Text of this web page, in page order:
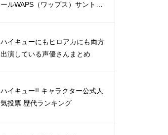
ールWAPS（ワップス）サントピ
ハイキューにもヒロアカにも両方
出演している声優さんまとめ
ハイキュー!! キャラクター公式人
気投票 歴代ランキング